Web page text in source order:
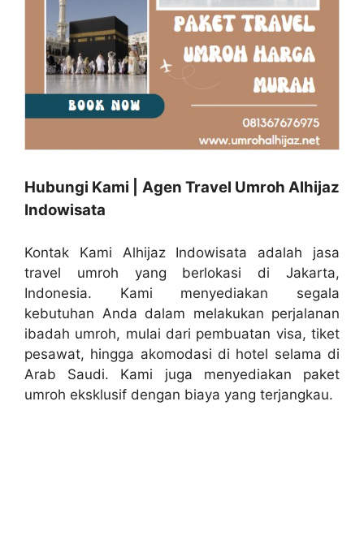
Hubungi Kami | Agen Travel Umroh Alhijaz
Indowisata
Kontak Kami Alhijaz Indowisata adalah jasa
travel umroh yang berlokasi di Jakarta,
Indonesia. Kami menyediakan segala
kebutuhan Anda dalam melakukan perjalanan
ibadah umroh, mulai dari pembuatan visa, tiket
pesawat, hingga akomodasi di hotel selama di
Arab Saudi. Kami juga menyediakan paket
umroh eksklusif dengan biaya yang terjangkau.